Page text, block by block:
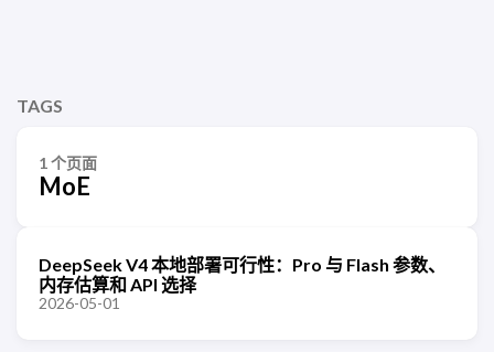
TAGS
1 个页面
MoE
DeepSeek V4 本地部署可行性：Pro 与 Flash 参数、
内存估算和 API 选择
2026-05-01